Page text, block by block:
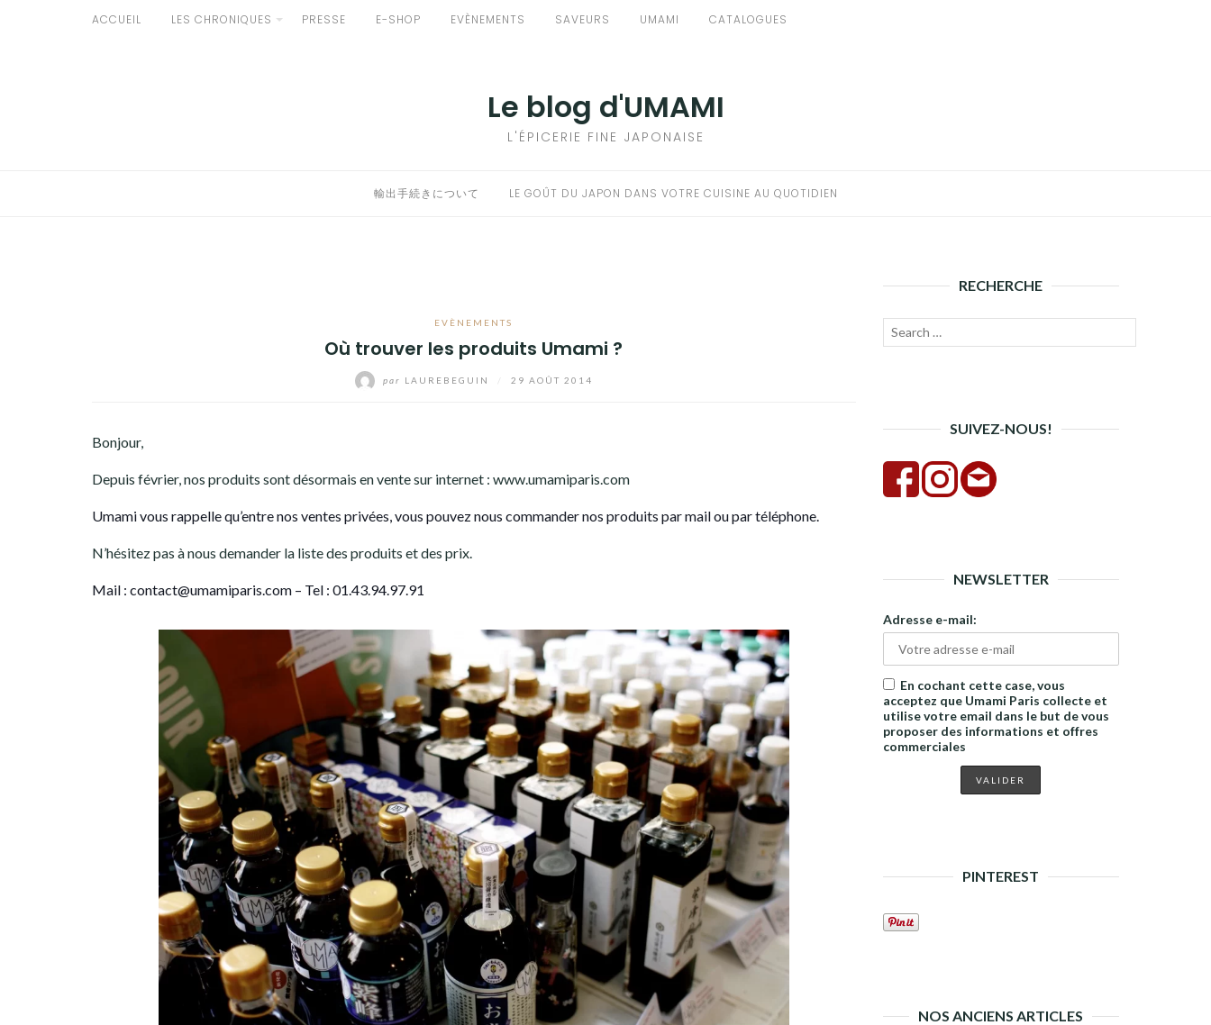
ACCUEIL LES CHRONIQUES PRESSE E-SHOP EVÈNEMENTS SAVEURS UMAMI CATALOGUES
Le blog d'UMAMI
L'ÉPICERIE FINE JAPONAISE
輸出手続きについて LE GOÛT DU JAPON DANS VOTRE CUISINE AU QUOTIDIEN
EVÈNEMENTS
Où trouver les produits Umami ?
par LAUREBEGUIN 29 AOÛT 2014
Bonjour,
Depuis février, nos produits sont désormais en vente sur internet : www.umamiparis.com
Umami vous rappelle qu’entre nos ventes privées, vous pouvez nous commander nos produits par mail ou par téléphone.
N’hésitez pas à nous demander la liste des produits et des prix.
Mail : contact@umamiparis.com – Tel : 01.43.94.97.91
RECHERCHE
Recherche
SUIVEZ-NOUS!
NEWSLETTER
Adresse e-mail:
En cochant cette case, vous
acceptez que Umami Paris collecte et
utilise votre email dans le but de vous
proposer des informations et offres
commerciales
PINTEREST
NOS ANCIENS ARTICLES